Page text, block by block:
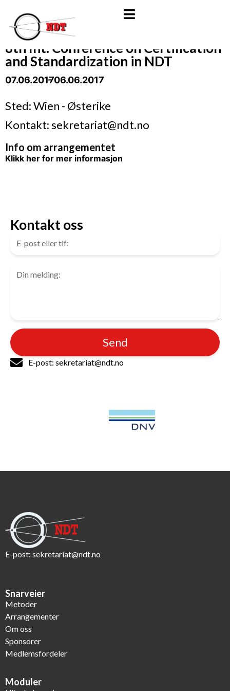
8th Int. Conference on Certification
and Standardization in NDT
07.06.2017- 06.06.2017
Sted: Wien - Østerike
Kontakt: sekretariat@ndt.no
Info om arrangementet
Klikk her for mer informasjon
Kontakt oss
Send
E-post: sekretariat@ndt.no
E-post: sekretariat@ndt.no
Snarveier
Metoder
Arrangementer
Om oss
Sponsorer
Medlemsfordeler
Moduler